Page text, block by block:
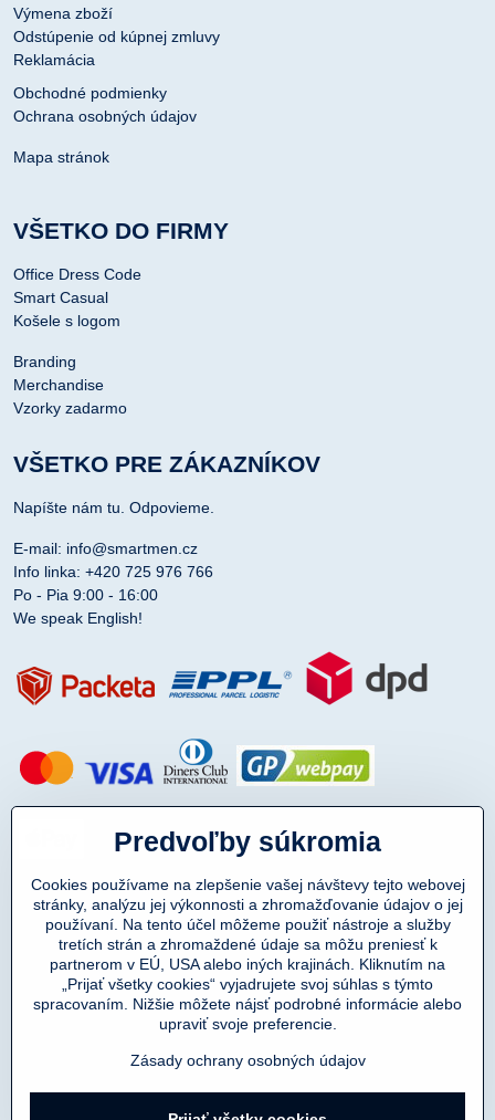
Výmena zboží
Odstúpenie od kúpnej zmluvy
Reklamácia
Obchodné podmienky
Ochrana osobných údajov
Mapa stránok
VŠETKO DO FIRMY
Office Dress Code
Smart Casual
Košele s logom
Branding
Merchandise
Vzorky zadarmo
VŠETKO PRE ZÁKAZNÍKOV
Napíšte nám tu. Odpovieme.
E-mail: info@smartmen.cz
Info linka: +420 725 976 766
Po - Pia 9:00 - 16:00
We speak English!
Copyright © 2011-2025
DENIMAR TAILORING s.r.o.
prevádzkovateľ eshopu SmartMen.sk
Predvoľby súkromia
Cookies používame na zlepšenie vašej návštevy tejto webovej
stránky, analýzu jej výkonnosti a zhromažďovanie údajov o jej
používaní. Na tento účel môžeme použiť nástroje a služby
tretích strán a zhromaždené údaje sa môžu preniesť k
partnerom v EÚ, USA alebo iných krajinách. Kliknutím na
„Prijať všetky cookies“ vyjadrujete svoj súhlas s týmto
spracovaním. Nižšie môžete nájsť podrobné informácie alebo
upraviť svoje preferencie.
Zásady ochrany osobných údajov